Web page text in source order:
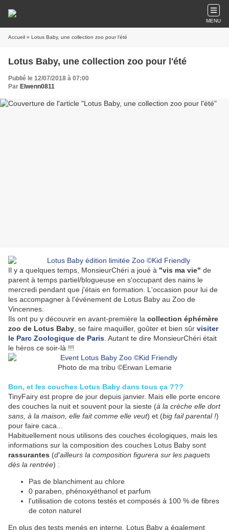
MENU
Accueil » Lotus Baby, une collection zoo pour l'été
Lotus Baby, une collection zoo pour l'été
Publié le 12/07/2018 à 07:00
Par Elwenn0811
Il y a quelques temps, MonsieurChéri a joué à "vis ma vie" de
parent à temps partiel/blogueuse en s'occupant des nains le
mercredi pendant que j'étais en formation. L'occasion pour lui de
les accompagner à l'événement de Lotus Baby au Zoo de
Vincennes.
Ils ont pu y découvrir en avant-première la collection éphémère
zoo de Lotus Baby , se faire maquiller, goûter et bien sûr visiter
le Parc Zoologique de Paris . Autant te dire MonsieurChéri était
le héros ce soir-là !!!
Photo de ma tribu ©Erwan Lemarie
Bon, et les couches Lotus Baby dans tous ça ???
TinyFairy est propre de jour depuis janvier. Mais elle porte encore
des couches la nuit et souvent pour la sieste (à la crèche elle dort
sans, à la maison, elle fait comme elle veut) et (big fail parental !)
pour faire caca...
Habituellement nous utilisons des couches écologiques, mais les
informations sur la composition des couches Lotus Baby sont
rassurantes (d'ailleurs la composition figurera sur les paquets
dès la rentrée) :
Pas de blanchiment au chlore
0 paraben, phénoxyéthanol et parfum
l'utilisation de cotons testés et composés à 100 % de fibres
de coton naturel
En plus des tests menés en interne, Lotus Baby a également